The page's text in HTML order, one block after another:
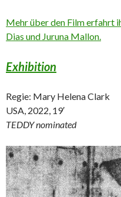
Mehr über den Film erfahrt
Dias und Juruna Mallon.
Exhibition
Regie: Mary Helena Clark
USA, 2022, 19′
TEDDY nominated